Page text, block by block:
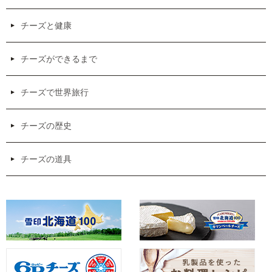
チーズと健康
チーズができるまで
チーズで世界旅行
チーズの歴史
チーズの道具